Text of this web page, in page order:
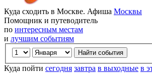
Куда сходить в Москве. Афиша Москвы
Помощник и путеводитель
по интересным местам
и лучшим событиям
Куда пойти сегодня завтра в выходные в